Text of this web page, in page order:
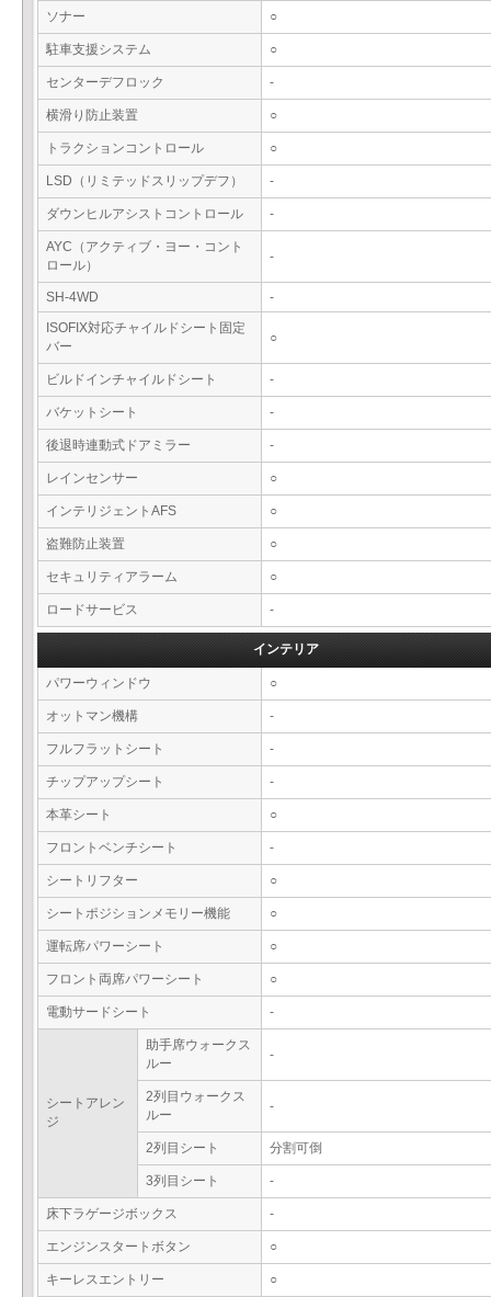
ソナー ○
駐車支援システム ○
センターデフロック -
横滑り防止装置 ○
トラクションコントロール ○
LSD（リミテッドスリップデフ） -
ダウンヒルアシストコントロール -
AYC（アクティブ・ヨー・コント
ロール）
-
SH-4WD
-
ISOFIX対応チャイルドシート固定
バー
○
ビルドインチャイルドシート -
バケットシート -
後退時連動式ドアミラー -
レインセンサー ○
インテリジェントAFS ○
盗難防止装置 ○
セキュリティアラーム ○
ロードサービス -
インテリア
パワーウィンドウ ○
オットマン機構 -
フルフラットシート -
チップアップシート -
本革シート ○
フロントベンチシート -
シートリフター ○
シートポジションメモリー機能 ○
運転席パワーシート ○
フロント両席パワーシート ○
電動サードシート -
シートアレン
ジ
助手席ウォークス
ルー
-
2列目ウォークス
ルー
-
2列目シート 分割可倒
3列目シート -
床下ラゲージボックス -
エンジンスタートボタン ○
キーレスエントリー ○